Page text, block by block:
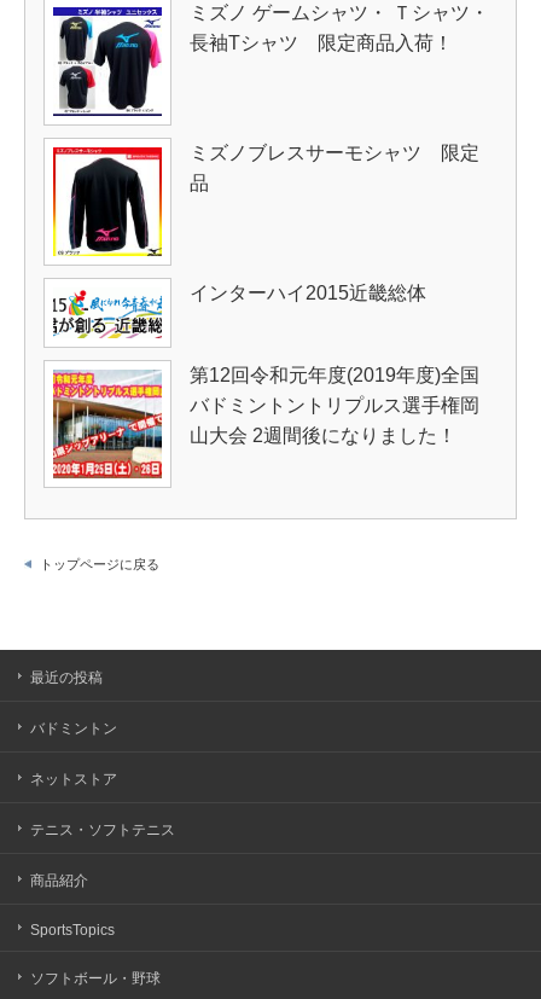
ミズノ ゲームシャツ・ Ｔシャツ・
長袖Tシャツ 限定商品入荷！
ミズノブレスサーモシャツ 限定
品
インターハイ2015近畿総体
第12回令和元年度(2019年度)全国
バドミントントリプルス選手権岡
山大会 2週間後になりました！
トップページに戻る
最近の投稿
バドミントン
ネットストア
テニス・ソフトテニス
商品紹介
SportsTopics
ソフトボール・野球